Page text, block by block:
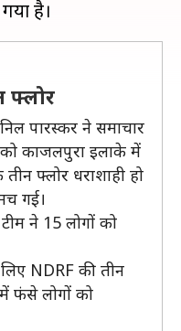
फ्लोर
पारस्कर ने समाचार
काजलपुरा इलाके में
फ्लोर धराशाही हो
गई।
ने 15 लोगों को
NDRF की तीन
फंसे लोगों को